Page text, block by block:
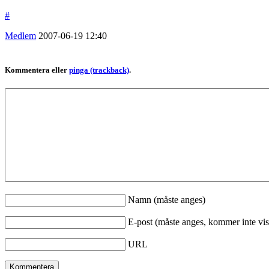
#
Medlem 2007-06-19 12:40
Kommentera eller pinga (trackback).
Namn (måste anges)
E-post (måste anges, kommer inte
URL